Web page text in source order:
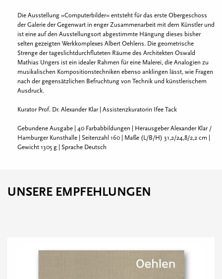
Die Ausstellung »Computerbilder« entsteht für das erste Obergeschoss
der Galerie der Gegenwart in enger Zusammenarbeit mit dem Künstler und
ist eine auf den Ausstellungsort abgestimmte Hängung dieses bisher
selten gezeigten Werkkomplexes Albert Oehlens. Die geometrische
Strenge der tageslichtdurchfluteten Räume des Architekten Oswald
Mathias Ungers ist ein idealer Rahmen für eine Malerei, die Analogien zu
musikalischen Kompositionstechniken ebenso anklingen lässt, wie Fragen
nach der gegensätzlichen Befruchtung von Technik und künstlerischem
Ausdruck.
Kurator Prof. Dr. Alexander Klar | Assistenzkuratorin Ifee Tack
Gebundene Ausgabe | 40 Farbabbildungen | Herausgeber Alexander Klar /
Hamburger Kunsthalle | Seitenzahl 160 | Maße (L/B/H) 31,2/24,8/2,2 cm |
Gewicht 1305 g | Sprache Deutsch
UNSERE EMPFEHLUNGEN